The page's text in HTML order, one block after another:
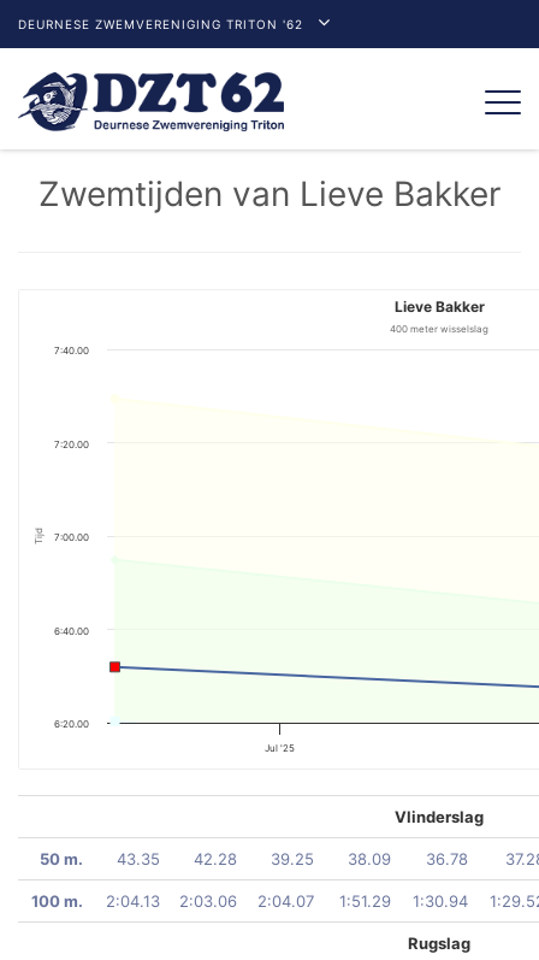
DEURNESE ZWEMVERENIGING TRITON '62
Zwemtijden van Lieve Bakker
Tijd
Lieve Bakker
400 meter wisselslag
Jul '25
6:20.00
6:40.00
7:00.00
7:20.00
7:40.00
Vlinderslag
50 m. 43.35 42.28 39.25 38.09 36.78
100 m. 2:04.13 2:03.06 2:04.07 1:51.29 1:30.94
Rugslag